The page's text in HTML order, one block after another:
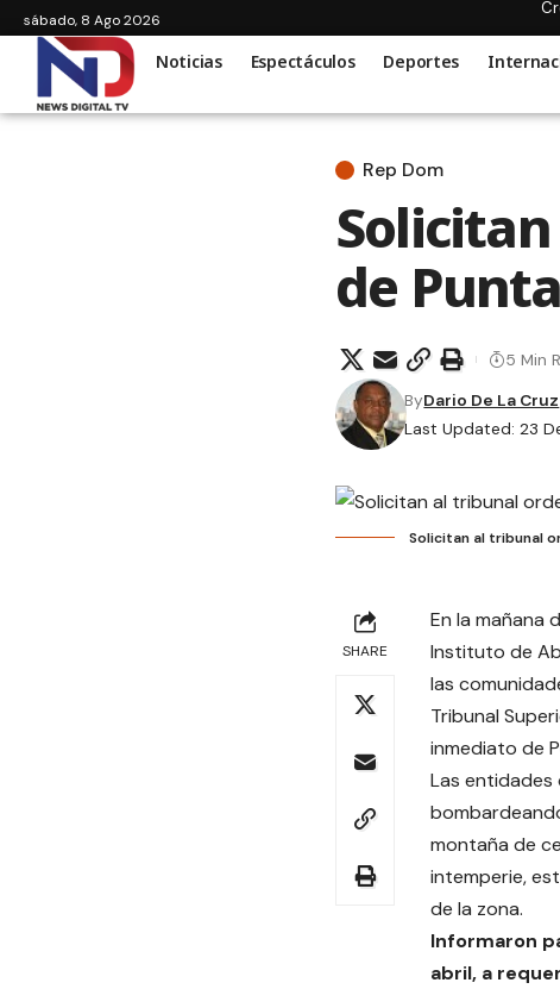
sábado, 8 Ago 2026
Noticias Espectáculos Deportes
Rep Dom
de
Last Updated: 23
ByDario De La Cruz
5 Min
Solicitan al tribunal
SHARE
En la mañana
Instituto de
las
Tribunal
inmediato de
Las entidades
montaña de
intemperie,
de la zona.
Informaron
abril, a